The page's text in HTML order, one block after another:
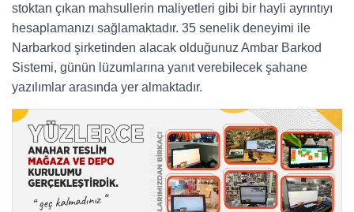
stoktan çıkan mahsullerin maliyetleri gibi bir hayli ayrıntıyı
hesaplamanızı sağlamaktadır. 35 senelik deneyimi ile
Narbarkod şirketinden alacak olduğunuz Ambar Barkod
Sistemi, günün lüzumlarına yanıt verebilecek şahane
yazılımlar arasında yer almaktadır.